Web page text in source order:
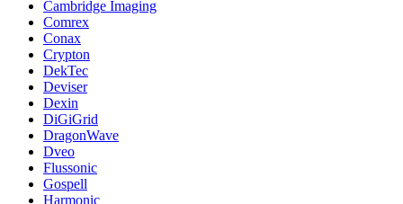
Cambridge Imaging
Comrex
Conax
Crypton
DekTec
Deviser
Dexin
DiGiGrid
DragonWave
Dveo
Flussonic
Gospell
Harmonic